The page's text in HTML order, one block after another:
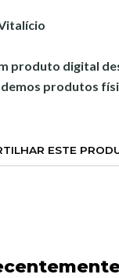
produto digital
produtos
ESTE